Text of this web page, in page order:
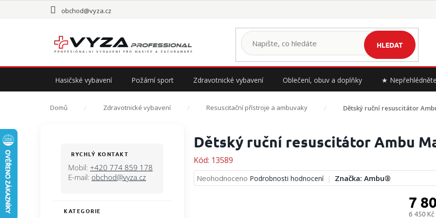
obchod@vyza.cz
HLEDAT
Hasičské vybavení Požární sport Zdravotnické vybavení Oblečení, obuv a doplňky ★
Domů Zdravotnické vybavení Resuscitační přístroje a ambuvaky Dětský ruční resuscitátor
RYCHLÝ KONTAKT
Mobil: +420 774 859 178
E-mail: obchod@vyza.cz
Přeskočit
KATEGORIE
Dětský ruční resuscitátor Ambu
Kód: 13589
Průměrné
hodnocení
Neohodnoceno Podrobnosti hodnocení Značka: Ambu®
7
6 450